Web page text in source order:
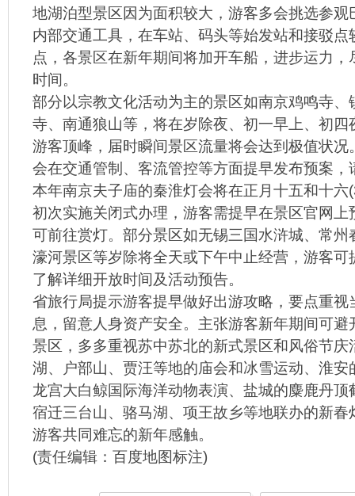
地湖泊型景区因为面积较大，游客多会挑选参观
内部交通工具，在车站、码头等始发站和接驳点
点，各景区在新年期间将加开车船，进步运力，
时间。
部分以宗教文化活动为主的景区如南京鸡鸣寺、
寺、南通狼山等，将在岁除夜、初一早上、初四
游客顶峰，届时瞬间景区流量将会达到极值状况
会在交通管制、客流管控等方面提早发布预案，
本年南京夫子庙的秦淮灯会将在正月十五和十六
初次实施关闭式办理，游客需提早在景区官网上
可前往赏灯。部分景区如无锡三国水浒城、常州
濠河景区等岁除将全天或下午中止经营，游客可
了解详细开放时间及活动预告。
省旅行局提示游客提早做好出游攻略，要点重视
息，留意人身资产安全。主张游客新年期间可避
景区，多多重视苏中苏北的新式景区和风俗节庆
湖、户部山、贾汪等地的庙会和冰雪运动、淮安
龙宫大白鲸国际海洋动物表演、盐城的麋鹿丹顶
宿迁三台山、骆马湖、项王故乡等地联办的新春
游客共同难忘的新年感触。
(责任编辑： 百度地图标注)